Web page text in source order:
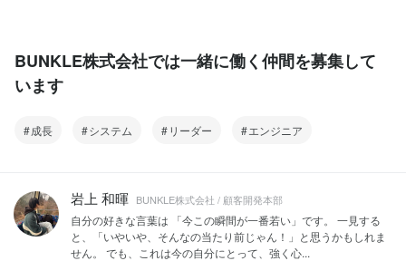
BUNKLE株式会社では一緒に働く仲間を募集して
います
成長 システム リーダー エンジニア
岩上 和暉 BUNKLE株式会社 / 顧客開発本部
自分の好きな言葉は 「今この瞬間が一番若い」です。 一見する
と、「いやいや、そんなの当たり前じゃん！」と思うかもしれま
せん。 でも、これは今の自分にとって、強く心...